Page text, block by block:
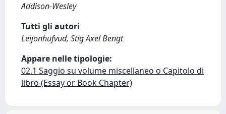
Addison-Wesley
Tutti gli autori
Leijonhufvud, Stig Axel Bengt
Appare nelle tipologie:
02.1 Saggio su volume miscellaneo o Capitolo di
libro (Essay or Book Chapter)